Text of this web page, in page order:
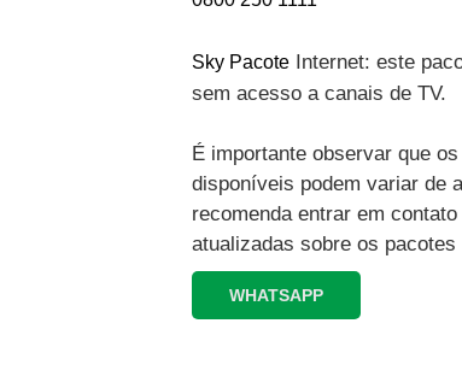
Sky Pacote Internet: este
sem acesso a canais de TV.
É importante observar que
disponíveis podem variar de
recomenda entrar em
atualizadas sobre os
WHATSAPP